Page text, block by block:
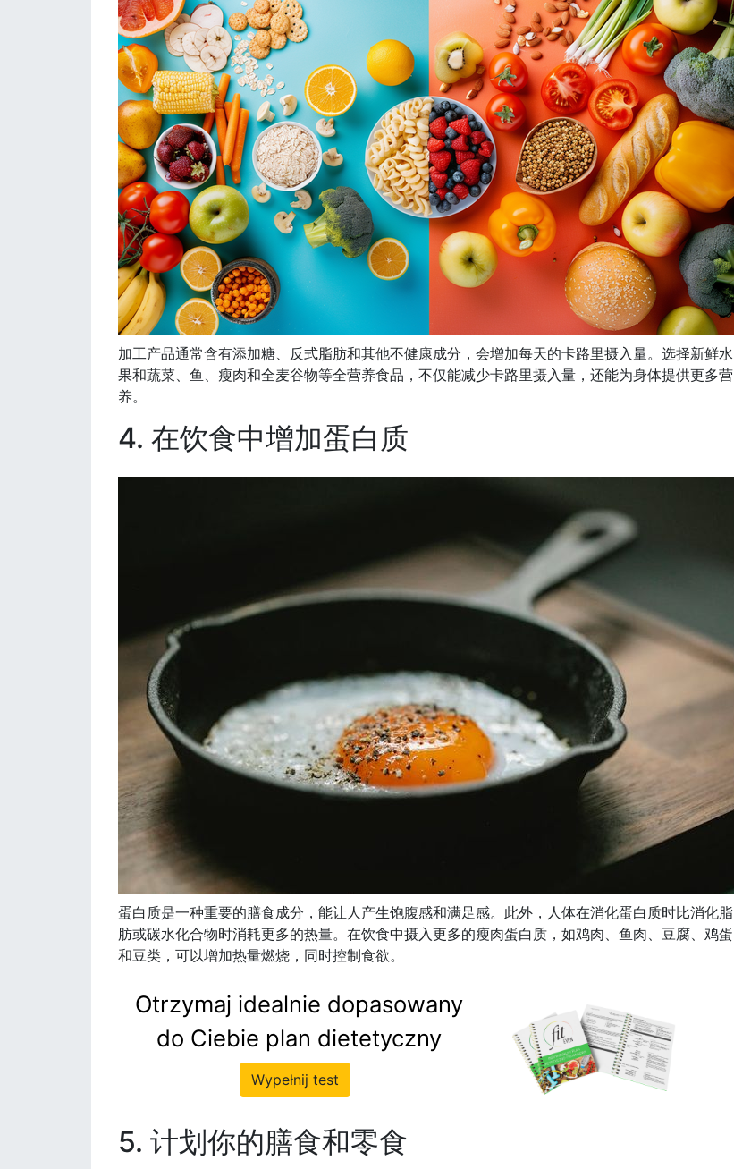
加工产品通常含有添加糖、反式脂肪和其他不健康成分，会增加每天的卡路里摄入量。选择新鲜水
果和蔬菜、鱼、瘦肉和全麦谷物等全营养食品，不仅能减少卡路里摄入量，还能为身体提供更多营
养。
4. 在饮食中增加蛋白质
蛋白质是一种重要的膳食成分，能让人产生饱腹感和满足感。此外，人体在消化蛋白质时比消化脂
肪或碳水化合物时消耗更多的热量。在饮食中摄入更多的瘦肉蛋白质，如鸡肉、鱼肉、豆腐、鸡蛋
和豆类，可以增加热量燃烧，同时控制食欲。
Otrzymaj idealnie dopasowany
do Ciebie plan dietetyczny
Wypełnij test
5. 计划你的膳食和零食